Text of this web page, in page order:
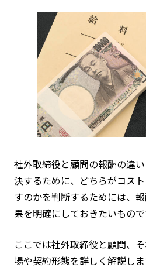
社外取締役と顧問の報酬の違
決するために、どちらがコス
すのかを判断するためには、
果を明確にしておきたいもので
ここでは社外取締役と顧問、
場や契約形態を詳しく解説し